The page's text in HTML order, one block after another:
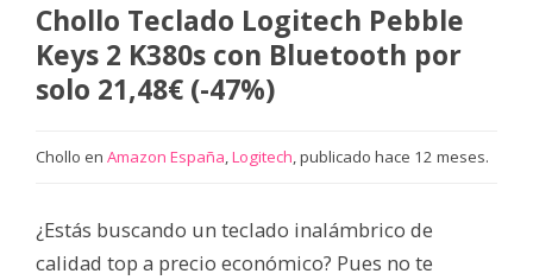
Chollo Teclado Logitech Pebble
Keys 2 K380s con Bluetooth por
solo 21,48€ (-47%)
Chollo en Amazon España,Logitech, publicado hace 12 meses.
¿Estás buscando un teclado inalámbrico de
calidad top a precio económico? Pues no te